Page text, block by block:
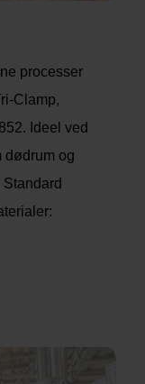
processer
Clamp,
Ideel ved
dødrum og